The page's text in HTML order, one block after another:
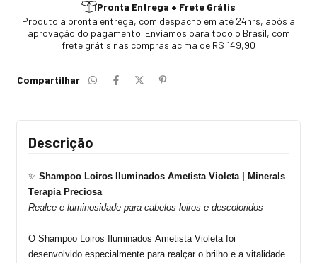
Pronta Entrega + Frete Grátis
Produto a pronta entrega, com despacho em até 24hrs, após a
aprovação do pagamento. Enviamos para todo o Brasil, com
frete grátis nas compras acima de R$ 149,90
Compartilhar
Descrição
✨ Shampoo Loiros Iluminados Ametista Violeta | Minerals
Terapia Preciosa
Realce e luminosidade para cabelos loiros e descoloridos
O Shampoo Loiros Iluminados Ametista Violeta foi
desenvolvido especialmente para realçar o brilho e a vitalidade